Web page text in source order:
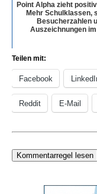
Point Alpha zieht
Mehr Schulklassen,
Besucherzahlen
Auszeichnungen
Teilen mit:
Facebook
Reddit E-Mail
Kommentarregel lesen